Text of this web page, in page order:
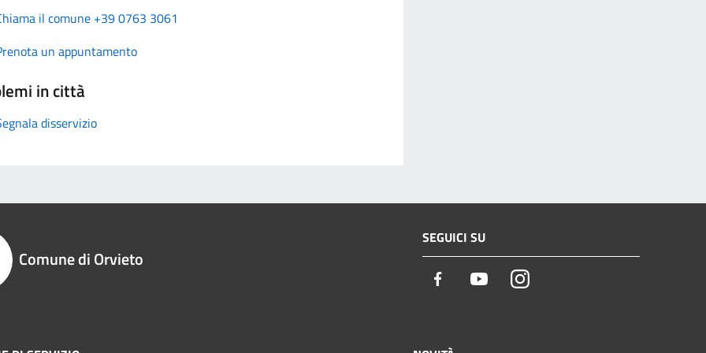
il comune +39 0763 3061
un appuntamento
in città
disservizio
Comune di Orvieto
SEGUICI SU
Facebook YoutubeInstagram